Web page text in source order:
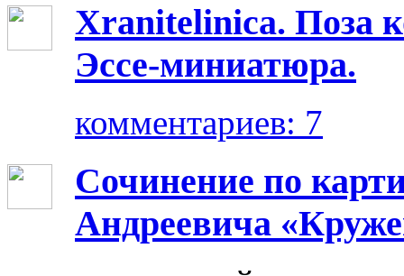
Xranitelinica. Поза
Эссе-миниатюра.
комментариев: 7
Сочинение по
Андреевича